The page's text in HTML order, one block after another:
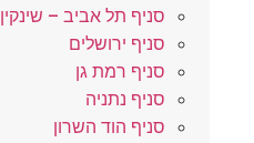
סניף תל אביב – שינקין
סניף ירושלים
סניף רמת גן
סניף נתניה
סניף הוד השרון